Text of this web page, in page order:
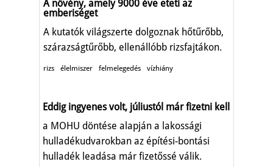
A növény, amely 9000 éve eteti az
emberiséget
A kutatók világszerte dolgoznak hőtűrőbb,
szárazságtűrőbb, ellenállóbb rizsfajtákon.
rizs élelmiszer felmelegedés vízhiány
Eddig ingyenes volt, júliustól már fizetni kell
a MOHU döntése alapján a lakossági
hulladékudvarokban az építési-bontási
hulladék leadása már fizetőssé válik.